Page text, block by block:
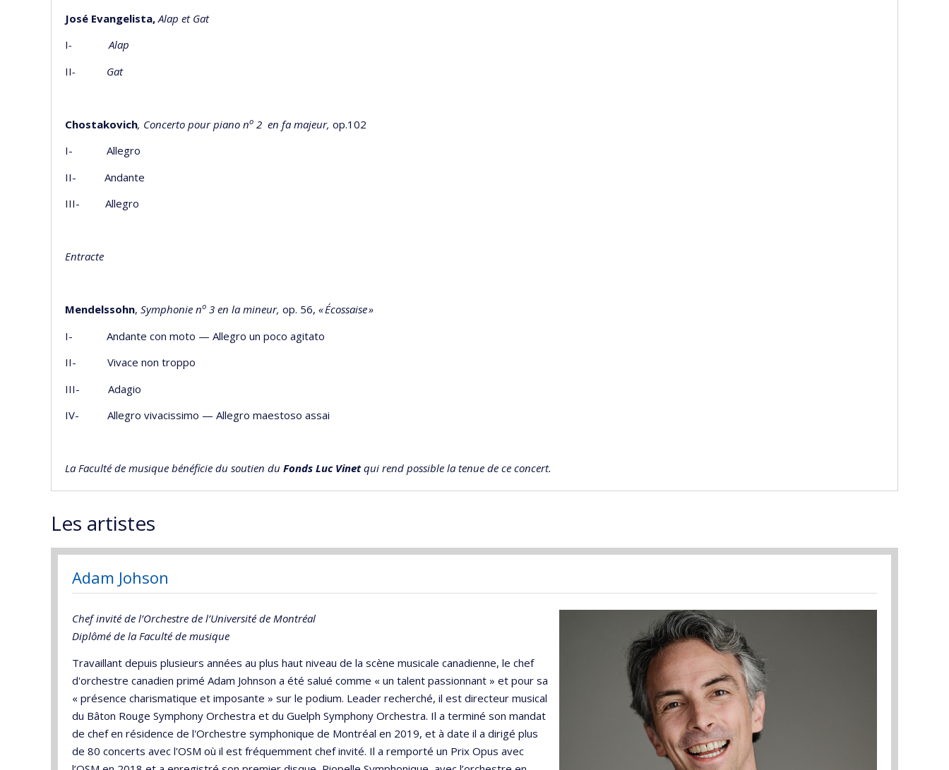
José Evangelista, Alap et Gat
I- Alap
II- Gat
Chostakovich, Concerto pour piano no 2 en fa majeur, op.102
I- Allegro
II- Andante
III- Allegro
Entracte
Mendelssohn, Symphonie no 3 en la mineur, op. 56, «Écossaise»
I- Andante con moto — Allegro un poco agitato
II- Vivace non troppo
III- Adagio
IV- Allegro vivacissimo — Allegro maestoso assai
La Faculté de musique bénéficie du soutien du Fonds Luc Vinetqui rend possible la tenue de ce concert.
Les artistes
Adam Johson
Chef invité de l’Orchestre de l’Université de Montréal
Diplômé de la Faculté de musique
Travaillant depuis plusieurs années au plus haut niveau de la scène musicale canadienne, le chef
d'orchestre canadien primé Adam Johnson a été salué comme « un talent passionnant » et pour sa
« présence charismatique et imposante » sur le podium. Leader recherché, il est directeur musical
du Bâton Rouge Symphony Orchestra et du Guelph Symphony Orchestra. Il a terminé son mandat
de chef en résidence de l'Orchestre symphonique de Montréal en 2019, et à date il a dirigé plus
de 80 concerts avec l'OSM où il est fréquemment chef invité. Il a remporté un Prix Opus avec